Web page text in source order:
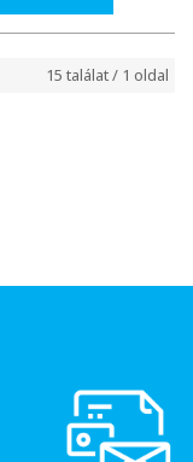
15 találat / 1 oldal